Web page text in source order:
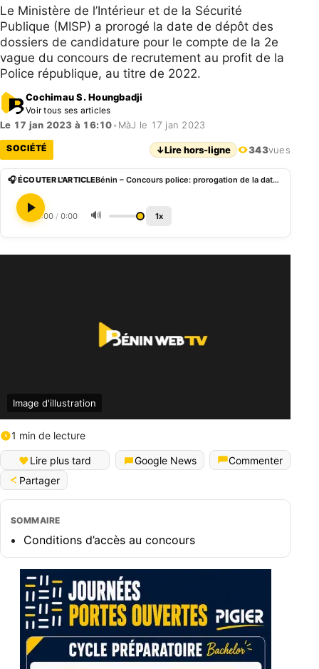
Le Ministère de l’Intérieur et de la Sécurité
Publique (MISP) a prorogé la date de dépôt des
dossiers de candidature pour le compte de la 2e
vague du concours de recrutement au profit de la
Police république, au titre de 2022.
Cochimau S. Houngbadji
Voir tous ses articles
Le 17 jan 2023 à 16:10• MàJ le 17 jan 2023
SOCIÉTÉ ↓Lire hors-ligne 343vues
🎧 ÉCOUTER L'ARTICLE Bénin – Concours police: prorogation de la date de dépôt des dossiers de candidature
0:00 / 0:00 🔊 1x
Image d'illustration
1 min de lecture
Lire plus tard Google News
Commenter
Partager
SOMMAIRE
Conditions d’accès au concours